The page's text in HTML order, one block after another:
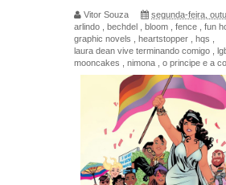
Vitor Souza
segunda-feira,
arlindo
bechdel bloom fence fun
graphic novels
heartstopper hqs
laura dean vive terminando comigo
mooncakes
nimona o principe e a